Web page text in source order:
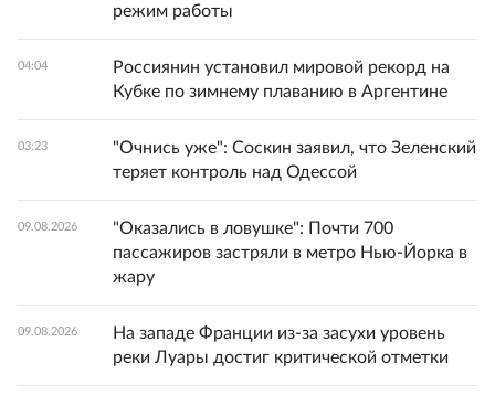
режим работы
04:04
Россиянин установил мировой рекорд на
Кубке по зимнему плаванию в Аргентине
03:23
"Очнись уже": Соскин заявил, что Зеленский
теряет контроль над Одессой
09.08.2026
"Оказались в ловушке": Почти 700
пассажиров застряли в метро Нью-Йорка в
жару
09.08.2026
На западе Франции из-за засухи уровень
реки Луары достиг критической отметки